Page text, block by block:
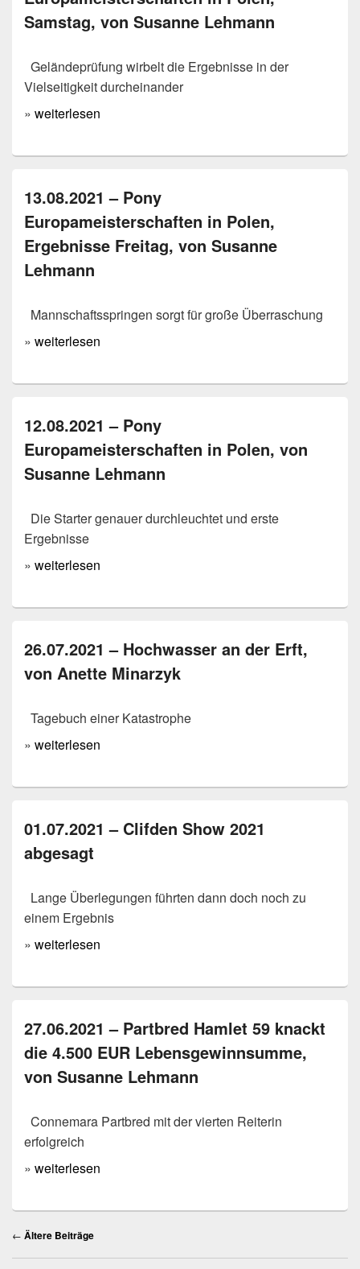
Samstag, von Susanne Lehmann
Geländeprüfung wirbelt die Ergebnisse in der
Vielseitigkeit durcheinander
» weiterlesen
13.08.2021 – Pony
Europameisterschaften in Polen,
Ergebnisse Freitag, von Susanne
Lehmann
Mannschaftsspringen sorgt für große Überraschung
» weiterlesen
12.08.2021 – Pony
Europameisterschaften in Polen, von
Susanne Lehmann
Die Starter genauer durchleuchtet und erste
Ergebnisse
» weiterlesen
26.07.2021 – Hochwasser an der Erft,
von Anette Minarzyk
Tagebuch einer Katastrophe
» weiterlesen
01.07.2021 – Clifden Show 2021
abgesagt
Lange Überlegungen führten dann doch noch zu
einem Ergebnis
» weiterlesen
27.06.2021 – Partbred Hamlet 59 knackt
die 4.500 EUR Lebensgewinnsumme,
von Susanne Lehmann
Connemara Partbred mit der vierten Reiterin
erfolgreich
» weiterlesen
Beitragsnavigation
← Ältere Beiträge